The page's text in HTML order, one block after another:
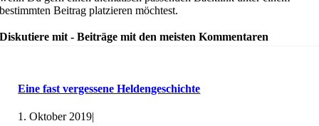
bestimmten Beitrag platzieren möchtest.
Diskutiere mit - Beiträge mit den meisten Kommentaren
Eine fast vergessene Heldengeschichte
1. Oktober 2019|